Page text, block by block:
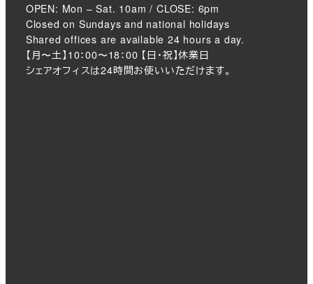
OPEN: Mon – Sat. 10am / CLOSE: 6pm
Closed on Sundays and national holidays
Shared offices are available 24 hours a day.
【月〜土】10：00〜18：00 【日・祝】休業日
シェアオフィスは24時間お使いいただけます。